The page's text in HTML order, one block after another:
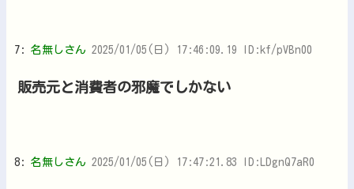
7: 名無しさん 2025/01/05(日) 17:46:09.19 ID:kf/pVBn00
販売元と消費者の邪魔でしかない
8: 名無しさん 2025/01/05(日) 17:47:21.83 ID:LDgnQ7aR0